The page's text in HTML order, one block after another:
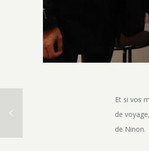
Et si vos
de
de Ninon.